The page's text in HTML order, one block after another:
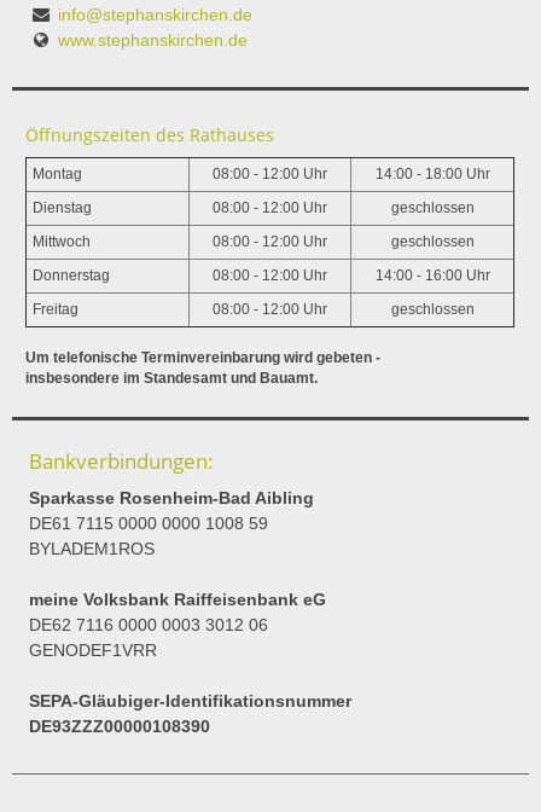
info@stephanskirchen.de
www.stephanskirchen.de
Öffnungszeiten des Rathauses
Montag 08:00 - 12:00 Uhr 14:00 - 18:00 Uhr
Dienstag 08:00 - 12:00 Uhr geschlossen
Mittwoch 08:00 - 12:00 Uhr geschlossen
Donnerstag 08:00 - 12:00 Uhr 14:00 - 16:00 Uhr
Freitag 08:00 - 12:00 Uhr geschlossen
Um telefonische Terminvereinbarung wird gebeten -
insbesondere im Standesamt und Bauamt.
Bankverbindungen:
Sparkasse Rosenheim-Bad Aibling
DE61 7115 0000 0000 1008 59
BYLADEM1ROS
meine Volksbank Raiffeisenbank eG
DE62 7116 0000 0003 3012 06
GENODEF1VRR
SEPA-Gläubiger-Identifikationsnummer
DE93ZZZ00000108390